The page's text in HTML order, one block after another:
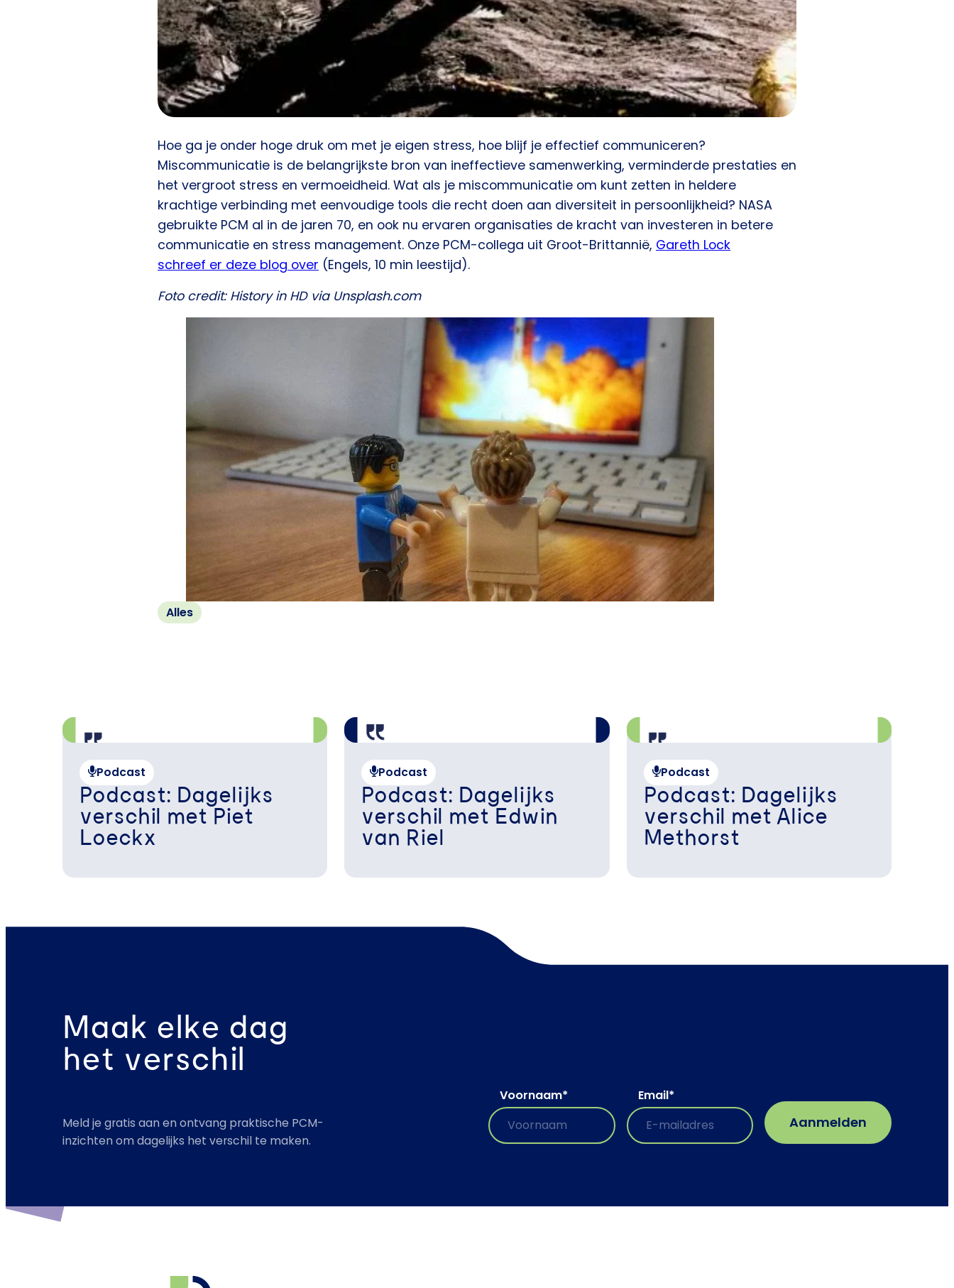
Hoe ga je onder hoge druk om met je eigen stress, hoe blijf je effectief communiceren?
Miscommunicatie is de belangrijkste bron van ineffectieve samenwerking, verminderde prestaties en
het vergroot stress en vermoeidheid. Wat als je miscommunicatie om kunt zetten in heldere
krachtige verbinding met eenvoudige tools die recht doen aan diversiteit in persoonlijkheid? NASA
gebruikte PCM al in de jaren 70, en ook nu ervaren organisaties de kracht van investeren in betere
communicatie en stress management. Onze PCM-collega uit Groot-Brittannië, Gareth Lock
schreef er deze blog over (Engels, 10 min leestijd).
Foto credit: History in HD via Unsplash.com
Alles
Podcast
Podcast: Dagelijks
verschil met Piet
Loeckx
Podcast
Podcast: Dagelijks
verschil met Edwin
van Riel
Podcast
Podcast: Dagelijks
verschil met Alice
Methorst
Maak elke dag
het verschil
Meld je gratis aan en ontvang praktische PCM-
inzichten om dagelijks het verschil te maken.
Voornaam* Email*